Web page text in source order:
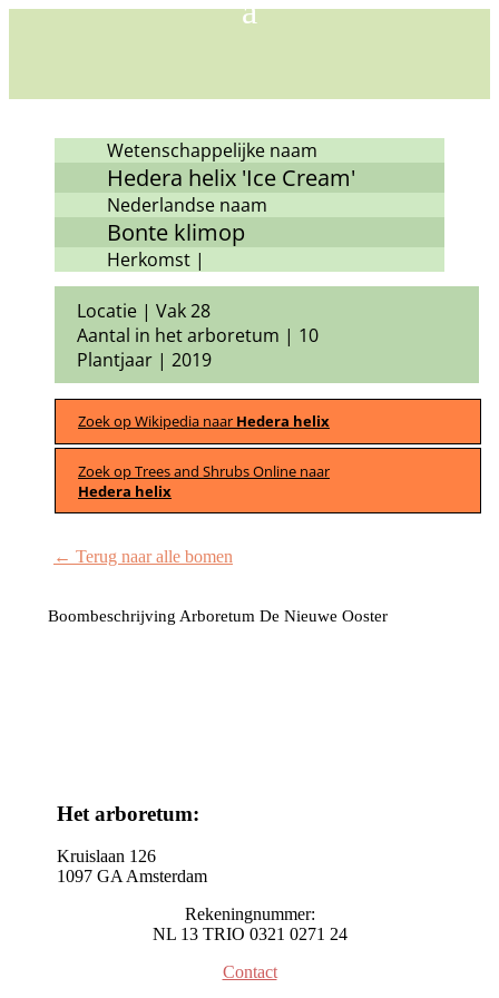
Wetenschappelijke naam
Hedera helix 'Ice Cream'
Nederlandse naam
Bonte klimop
Herkomst |
Locatie | Vak 28
Aantal in het arboretum | 10
Plantjaar | 2019
Zoek op Wikipedia naar Hedera helix
Zoek op Trees and Shrubs Online naar
Hedera helix
← Terug naar alle bomen
Boombeschrijving Arboretum De Nieuwe Ooster
Het arboretum:
Kruislaan 126
1097 GA Amsterdam
Rekeningnummer:
NL 13 TRIO 0321 0271 24
Contact